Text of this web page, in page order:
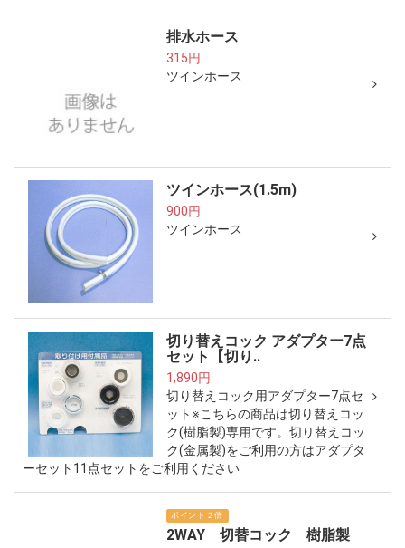
排水ホース
315円
ツインホース
ツインホース(1.5m)
900円
ツインホース
切り替えコック アダプター7点
セット【切り..
1,890円
切り替えコック用アダプター7点セ
ット※こちらの商品は切り替えコッ
ク(樹脂製)専用です。切り替えコッ
ク(金属製)をご利用の方はアダプタ
ーセット11点セットをご利用ください
ポイント２倍
2WAY 切替コック 樹脂製